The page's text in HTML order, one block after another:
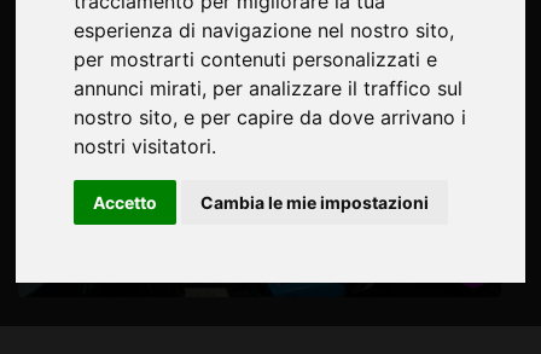
esperienza di navigazione nel nostro sito,
per mostrarti contenuti personalizzati e
annunci mirati, per analizzare il traffico sul
nostro sito, e per capire da dove arrivano i
nostri visitatori.
Accetto Cambia le mie impostazioni